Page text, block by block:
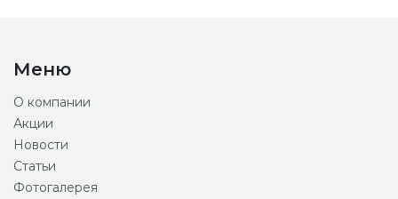
Меню
О компании
Акции
Новости
Статьи
Фотогалерея